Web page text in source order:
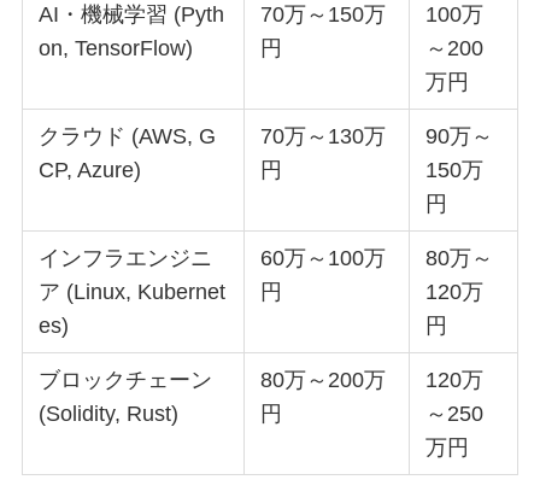
AI・機械学習 (Pyth
on, TensorFlow)
70万～150万
円
100万
～200
万円
クラウド (AWS, G
CP, Azure)
70万～130万
円
90万～
150万
円
インフラエンジニ
ア (Linux, Kubernet
es)
60万～100万
円
80万～
120万
円
ブロックチェーン
(Solidity, Rust)
80万～200万
円
120万
～250
万円